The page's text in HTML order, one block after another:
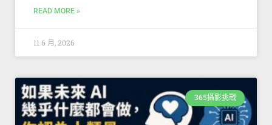
READ MORE »
11 6 月, 2026
365攝影挑戰